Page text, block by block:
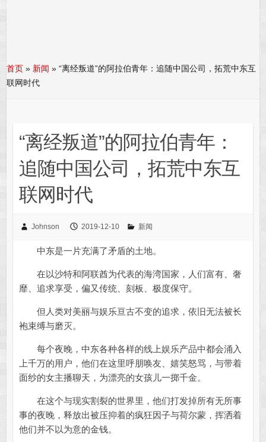
首页 » 新闻 »“离经叛道”的阿拉伯青年：追随中国公司，拓荒中东互
联网时代
“离经叛道”的阿拉伯青年：
追随中国公司，拓荒中东互
联网时代
Johnson 2019-12-10 新闻
中东是一片充满了矛盾的土地。
在以沙特和阿联酋为代表的海湾国家，人们富有、奢
靡、追求享受，偏又传统、刻板、极度保守。
但人类对美丽与娱乐亘古不变的追求，依旧无法被长
袍束缚与磨灭。
每个夜晚，中东各种各样的线上娱乐产品中都会涌入
上千万的用户，他们在这里呼朋唤友、嬉笑怒骂，与带着
面纱的女主播聊天，为漂亮的女孩儿一掷千金。
在这个与现实割裂的世界里，他们打发掉所有无所事
事的夜晚，释放出被压抑着的疯狂因子与荷尔蒙，挥洒着
他们并不以为意的金钱。